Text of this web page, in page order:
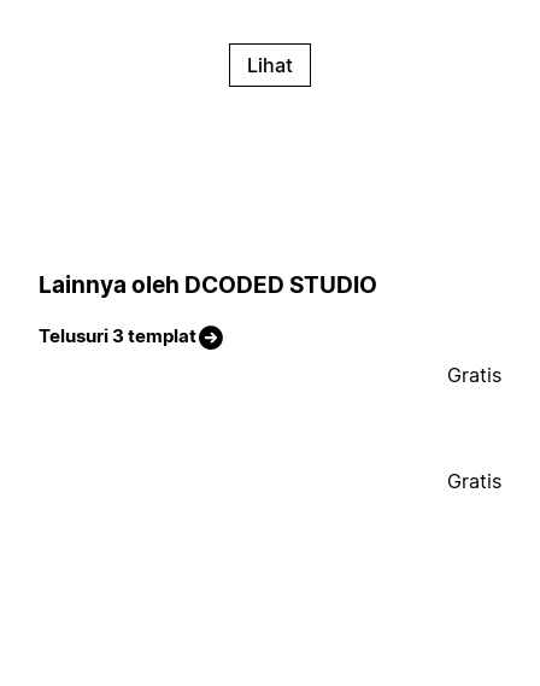
Lihat
Lainnya oleh DCODED STUDIO
Telusuri 3 templat
Gratis
Gratis